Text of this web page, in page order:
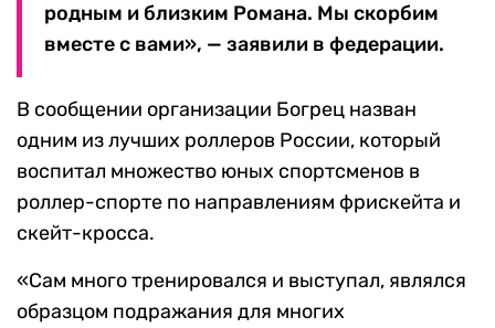
родным и близким Романа. Мы скорбим
вместе с вами», — заявили в федерации.
В сообщении организации Богрец назван
одним из лучших роллеров России, который
воспитал множество юных спортсменов в
роллер-спорте по направлениям фрискейта и
скейт-кросса.
«Сам много тренировался и выступал, являлся
образцом подражания для многих